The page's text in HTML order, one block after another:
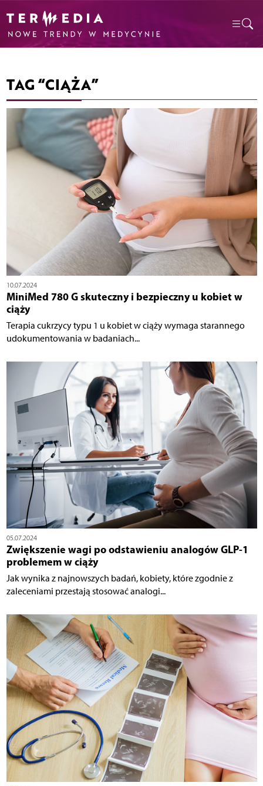
TAG “CIĄŻA”
10.07.2024
MiniMed 780 G skuteczny i bezpieczny u kobiet w
ciąży
Terapia cukrzycy typu 1 u kobiet w ciąży wymaga starannego
udokumentowania w badaniach...
05.07.2024
Zwiększenie wagi po odstawieniu analogów GLP-1
problemem w ciąży
Jak wynika z najnowszych badań, kobiety, które zgodnie z
zaleceniami przestają stosować analogi...